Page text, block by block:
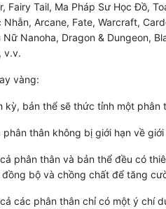
Fairy Tail, Ma Pháp Sư Học Đồ,
Nhẫn, Arcane, Fate, Warcraft,
Nữ Nanoha, Dragon & Dungeon,
v.v.
vàng:
kỳ, bản thể sẽ thức tỉnh một phân
phân thân không bị giới hạn về
phân thân và bản thể đều có
bộ và chồng chất để tăng
các phân thân chỉ có một ý chí